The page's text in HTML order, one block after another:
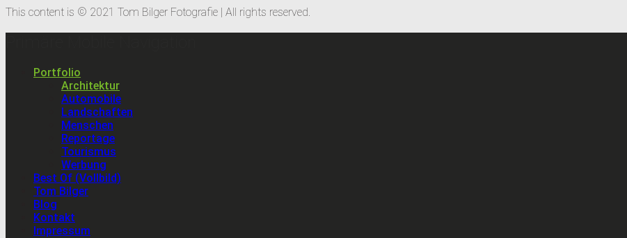
This content is © 2021 Tom Bilger Fotografie | All rights reserved.
Portfolio
Architektur
Automobile
Landschaften
Menschen
Reportage
Tourismus
Werbung
Best Of (Vollbild)
Tom Bilger
Blog
Kontakt
Impressum